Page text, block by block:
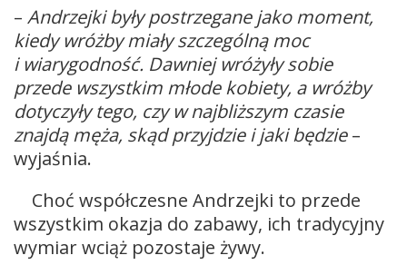
– Andrzejki były postrzegane jako moment,
kiedy wróżby miały szczególną moc
i wiarygodność. Dawniej wróżyły sobie
przede wszystkim młode kobiety, a wróżby
dotyczyły tego, czy w najbliższym czasie
znajdą męża, skąd przyjdzie i jaki będzie–
wyjaśnia.
Choć współczesne Andrzejki to przede
wszystkim okazja do zabawy, ich tradycyjny
wymiar wciąż pozostaje żywy.